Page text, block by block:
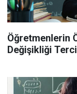
Öğretmenlerin
Değişikliği